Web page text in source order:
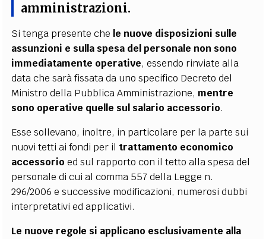
amministrazioni.
Si tenga presente che le nuove disposizioni sulle
assunzioni e sulla spesa del personale non sono
immediatamente operative, essendo rinviate alla
data che sarà fissata da uno specifico Decreto del
Ministro della Pubblica Amministrazione, mentre
sono operative quelle sul salario accessorio.
Esse sollevano, inoltre, in particolare per la parte sui
nuovi tetti ai fondi per il trattamento economico
accessorio ed sul rapporto con il tetto alla spesa del
personale di cui al comma 557 della Legge n.
296/2006 e successive modificazioni, numerosi dubbi
interpretativi ed applicativi.
Le nuove regole si applicano esclusivamente alla